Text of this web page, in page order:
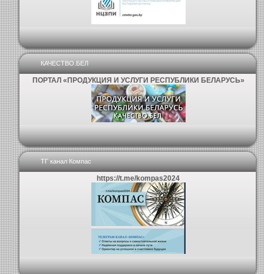
КАЧЕСТВО.БЕЛ
ПОРТАЛ «ПРОДУКЦИЯ И УСЛУГИ РЕСПУБЛИКИ БЕЛАРУСЬ»
ТГ канал Компас
https://t.me/kompas2024